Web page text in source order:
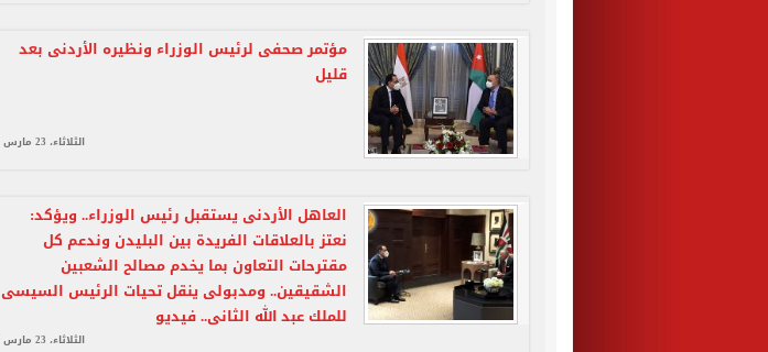
مؤتمر صحفى لرئيس الوزراء ونظيره الأردنى بعد
قليل
الثلاثاء، 23 مارس 2021 03:18 م
العاهل الأردنى يستقبل رئيس الوزراء.. ويؤكد:
نعتز بالعلاقات الفريدة بين البليدن وندعم كل
مقترحات التعاون بما يخدم مصالح الشعبين
الشقيقين.. ومدبولى ينقل تحيات الرئيس السيسى
للملك عبد الله الثانى.. فيديو
الثلاثاء، 23 مارس 2021 03:16 م